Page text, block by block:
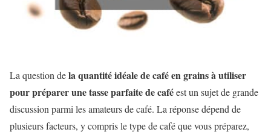
La question dela quantité idéale de café en grains à utiliser
pour préparer une tasse parfaite de caféest un sujet de grande
discussion parmi les amateurs de café. La réponse dépend de
plusieurs facteurs, y compris le type de café que vous préparez,